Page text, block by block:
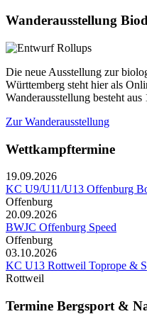
Wanderausstellung
Die neue Ausstellung zur
Württemberg steht hier als
Wanderausstellung besteht
Zur Wanderausstellung
Wettkampftermine
19.09.2026
KC U9/U11/U13 Offenburg
Offenburg
20.09.2026
BWJC Offenburg Speed
Offenburg
03.10.2026
KC U13 Rottweil Toprope &
Rottweil
Termine Bergsport &